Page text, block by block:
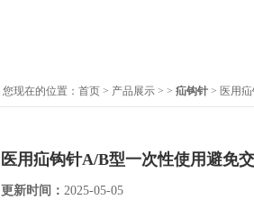
您现在的位置： 首页 > 产品展示 > > 疝钩针 > 医用
医用疝钩针A/B型一次性使用避免
更新时间： 2025-05-05